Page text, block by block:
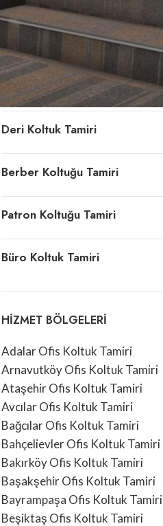
Döner Sandalye Tamiri
Ofis Koltuk Döşeme
Deri Koltuk Tamiri
Berber Koltuğu Tamiri
Patron Koltuğu Tamiri
Büro Koltuk Tamiri
HIZMET BÖLGELERI
Adalar Ofis Koltuk Tamiri
Arnavutköy Ofis Koltuk Tamiri
Ataşehir Ofis Koltuk Tamiri
Avcılar Ofis Koltuk Tamiri
Bağcılar Ofis Koltuk Tamiri
Bahçelievler Ofis Koltuk Tamiri
Bakırköy Ofis Koltuk Tamiri
Başakşehir Ofis Koltuk Tamiri
Bayrampaşa Ofis Koltuk Tamiri
Beşiktaş Ofis Koltuk Tamiri